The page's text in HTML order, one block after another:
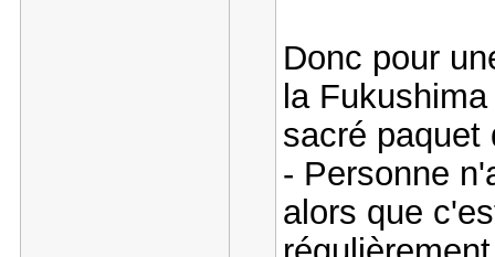
Donc pour
la
sacré
- Personne
alors que